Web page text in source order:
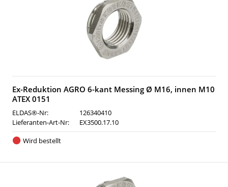
Ex-Reduktion AGRO 6-kant Messing Ø M16, innen M10
ATEX 0151
ELDAS®-Nr:
126340410
Lieferanten-Art-Nr:
EX3500.17.10
Wird bestellt